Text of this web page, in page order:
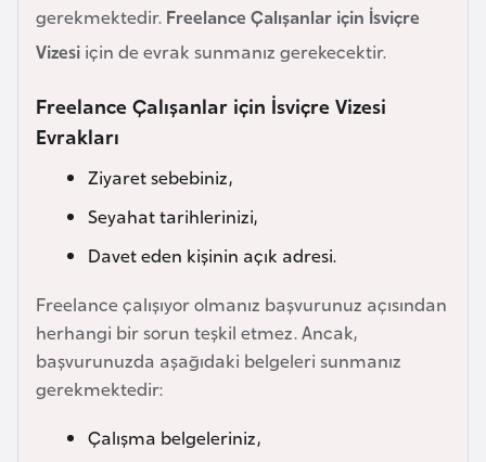
gerekmektedir. Freelance Çalışanlar için İsviçre
Vizesi için de evrak sunmanız gerekecektir.
Freelance Çalışanlar için İsviçre Vizesi
Evrakları
Ziyaret sebebiniz,
Seyahat tarihlerinizi,
Davet eden kişinin açık adresi.
Freelance çalışıyor olmanız başvurunuz açısından
herhangi bir sorun teşkil etmez. Ancak,
başvurunuzda aşağıdaki belgeleri sunmanız
gerekmektedir:
Çalışma belgeleriniz,
B
a
g
l
B
e
l